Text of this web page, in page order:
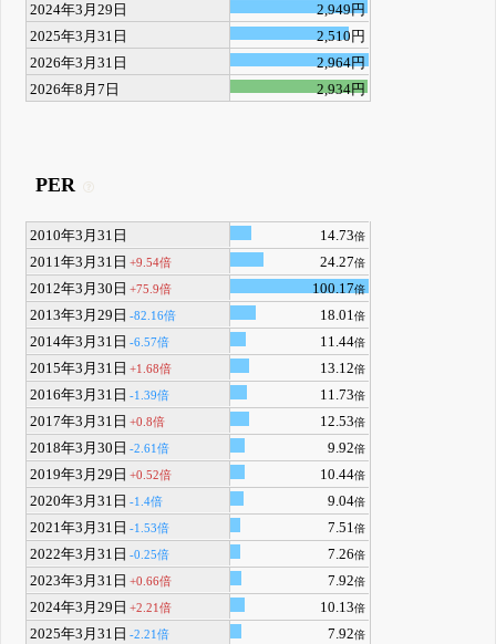
2024年3月29日
2,949円
2025年3月31日
2,510円
2026年3月31日
2,964円
2026年8月7日
2,934円
PER
2010年3月31日 14.73倍
2011年3月31日 +9.54倍 24.27倍
2012年3月30日 +75.9倍 100.17倍
2013年3月29日 -82.16倍 18.01倍
2014年3月31日 -6.57倍 11.44倍
2015年3月31日 +1.68倍 13.12倍
2016年3月31日 -1.39倍 11.73倍
2017年3月31日 +0.8倍 12.53倍
2018年3月30日 -2.61倍 9.92倍
2019年3月29日 +0.52倍 10.44倍
2020年3月31日 -1.4倍 9.04倍
2021年3月31日 -1.53倍 7.51倍
2022年3月31日 -0.25倍 7.26倍
2023年3月31日 +0.66倍 7.92倍
2024年3月29日 +2.21倍 10.13倍
2025年3月31日 -2.21倍 7.92倍